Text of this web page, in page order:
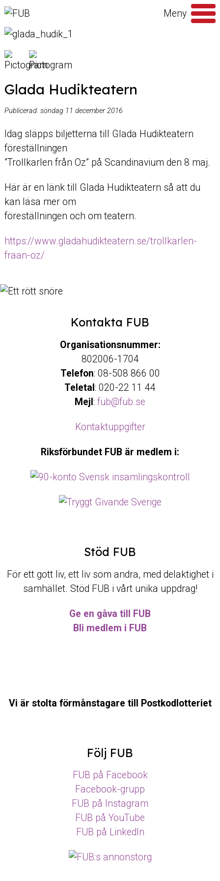
Hoppa till innehåll
Meny
Sök
efter
Glada Hudikteatern
Publicerad: söndag 11 december 2016
Idag släpps biljetterna till Glada Hudikteatern
föreställningen
”Trollkarlen från Oz” på Scandinavium den 8 maj.
Här är en länk till Glada Hudikteatern så att du
kan läsa mer om
föreställningen och om teatern.
https://www.gladahudikteatern.se/trollkarlen-
fraan-oz/
Kontakta FUB
Organisationsnummer:
802006-1704
Telefon: 08-508 866 00
Teletal : 020-22 11 44
Mejl : fub@fub.se
Kontaktuppgifter
Riksförbundet FUB är medlem i:
Stöd FUB
För ett gott liv, ett liv som andra, med delaktighet i
samhället. Stöd FUB i vårt unika uppdrag!
Ge en gåva till FUB
Bli medlem i FUB
Vi är stolta förmånstagare till Postkodlotteriet
Följ FUB
FUB på Facebook
Facebook-grupp
FUB på Instagram
FUB på YouTube
FUB på LinkedIn